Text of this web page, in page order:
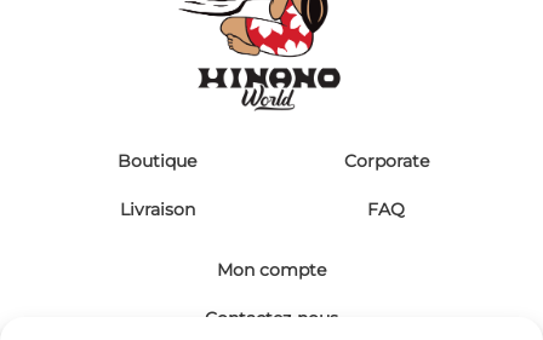
Boutique
Livraison
Corporate
FAQ
Mon compte
Contactez-nous